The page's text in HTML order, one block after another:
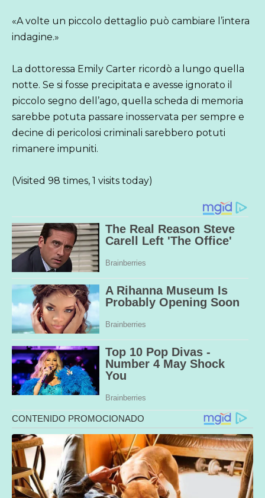
«A volte un piccolo dettaglio può cambiare l’intera
indagine.»
La dottoressa Emily Carter ricordò a lungo quella
notte. Se si fosse precipitata e avesse ignorato il
piccolo segno dell’ago, quella scheda di memoria
sarebbe potuta passare inosservata per sempre e
decine di pericolosi criminali sarebbero potuti
rimanere impuniti.
(Visited 98 times, 1 visits today)